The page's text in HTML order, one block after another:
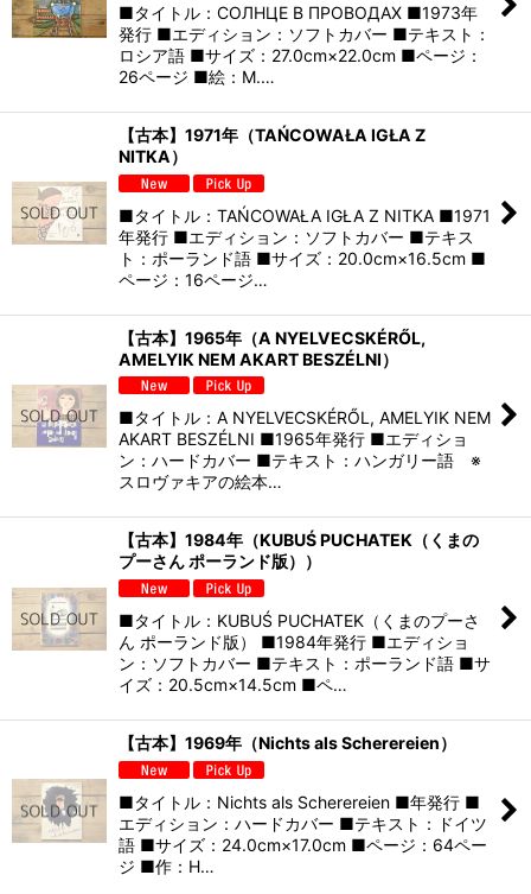
■タイトル：СОЛНЦЕ B ПРОВОДАХ ■1973年
発行 ■エディション：ソフトカバー ■テキスト：
ロシア語 ■サイズ：27.0cm×22.0cm ■ページ：
26ページ ■絵：M.…
【古本】1971年（TAŃCOWAŁA IGŁA Z
NITKA）
■タイトル：TAŃCOWAŁA IGŁA Z NITKA ■1971
年発行 ■エディション：ソフトカバー ■テキス
ト：ポーランド語 ■サイズ：20.0cm×16.5cm ■
ページ：16ページ…
【古本】1965年（A NYELVECSKÉRŐL,
AMELYIK NEM AKART BESZÉLNI）
■タイトル：A NYELVECSKÉRŐL, AMELYIK NEM
AKART BESZÉLNI ■1965年発行 ■エディショ
ン：ハードカバー ■テキスト：ハンガリー語 ※
スロヴァキアの絵本…
【古本】1984年（KUBUŚ PUCHATEK（くまの
プーさん ポーランド版））
■タイトル：KUBUŚ PUCHATEK（くまのプーさ
ん ポーランド版） ■1984年発行 ■エディショ
ン：ソフトカバー ■テキスト：ポーランド語 ■サ
イズ：20.5cm×14.5cm ■ペ…
【古本】1969年（Nichts als Scherereien）
■タイトル：Nichts als Scherereien ■年発行 ■
エディション：ハードカバー ■テキスト：ドイツ
語 ■サイズ：24.0cm×17.0cm ■ページ：64ペー
ジ ■作：H…